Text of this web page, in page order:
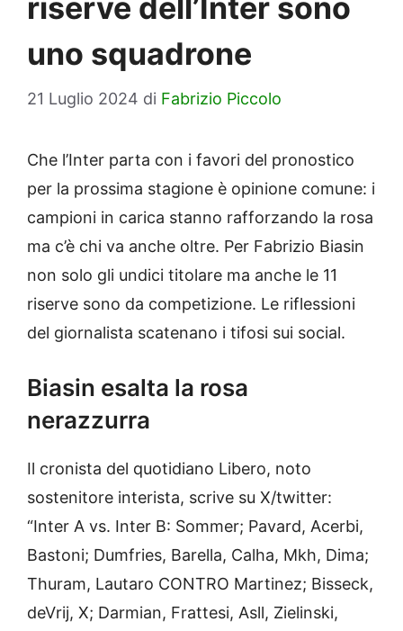
riserve dell’Inter sono
uno squadrone
21 Luglio 2024 di Fabrizio Piccolo
Che l’Inter parta con i favori del pronostico
per la prossima stagione è opinione comune: i
campioni in carica stanno rafforzando la rosa
ma c’è chi va anche oltre. Per Fabrizio Biasin
non solo gli undici titolare ma anche le 11
riserve sono da competizione. Le riflessioni
del giornalista scatenano i tifosi sui social.
Biasin esalta la rosa
nerazzurra
Il cronista del quotidiano Libero, noto
sostenitore interista, scrive su X/twitter:
“Inter A vs. Inter B: Sommer; Pavard, Acerbi,
Bastoni; Dumfries, Barella, Calha, Mkh, Dima;
Thuram, Lautaro CONTRO Martinez; Bisseck,
deVrij, X; Darmian, Frattesi, Asll, Zielinski,